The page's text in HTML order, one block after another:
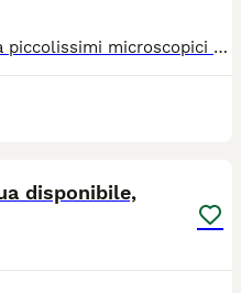
Splendidi cuccioli di chihuahua piccolissimi microscopici rimarranno molto piccoli colorazioni particolari sembrano dipinti con un pennello rimarranno intorno al 1,2 kg genitori visibili entrambi di mia proprietà, stop cortissimo testa a mela linea messicana, il vero chihuahua, coccoloni cresciuti in casa abituati a sporcare sulla traversina, saranno pronti per essere accolti in una nuova famiglia con ciclo sverminazioni, vaccino, microchip, passaggio di proprietà libretto sanitario, visita veterinaria contatto telefonico 3791459776 grazie
disponibile,